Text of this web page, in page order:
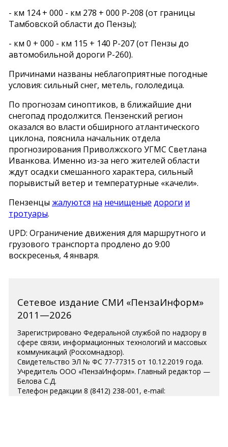
- км 124 + 000 - км 278 + 000 Р-208 (от границы
Тамбовской области до Пензы);
- км 0 + 000 - км 115 + 140 Р-207 (от Пензы до
автомобильной дороги Р-260).
Причинами названы неблагоприятные погодные
условия: сильный снег, метель, гололедица.
По прогнозам синоптиков, в ближайшие дни
снегопад продолжится. Пензенский регион
оказался во власти обширного атлантического
циклона, пояснила начальник отдела
прогнозирования Приволжского УГМС Светлана
Иванкова. Именно из-за него жителей области
ждут осадки смешанного характера, сильный
порывистый ветер и температурные «качели».
Пензенцы жалуются на нечищеные дороги и
тротуары.
UPD: Ограничение движения для маршрутного и
грузового транспорта продлено до 9:00
воскресенья, 4 января.
Сетевое издание СМИ «ПензаИнформ»
2011—2026
Зарегистрировано Федеральной службой по надзору в
сфере связи, информационных технологий и массовых
коммуникаций (Роскомнадзор).
Свидетельство ЭЛ № ФС 77-77315 от 10.12.2019 года.
Учредитель ООО «ПензаИнформ». Главный редактор —
Белова С.Д.
Телефон редакции 8 (8412) 238-001, e-mail: